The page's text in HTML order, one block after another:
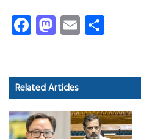
Fa
ce
o
ok
M
as
d
o
n
E
m
Related Articles